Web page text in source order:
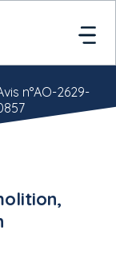
n°AO-2629-